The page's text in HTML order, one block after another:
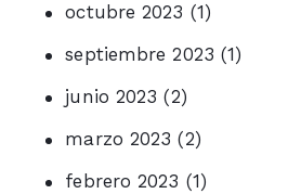
octubre 2023 (1)
septiembre 2023 (1)
junio 2023 (2)
marzo 2023 (2)
febrero 2023 (1)